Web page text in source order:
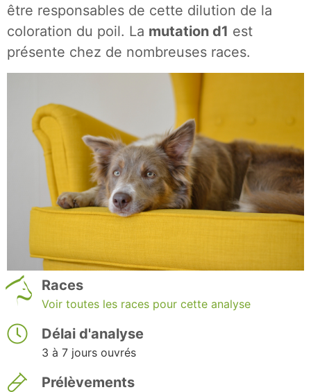
être responsables de cette dilution de la
coloration du poil. La mutation d1 est
présente chez de nombreuses races.
Races
Voir toutes les races pour cette analyse
Délai d'analyse
3 à 7 jours ouvrés
Prélèvements